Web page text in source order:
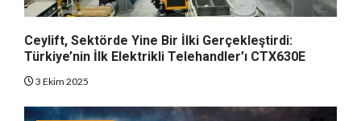
Ceylift, Sektörde Yine Bir İlki Gerçekleştirdi:
Türkiye’nin İlk Elektrikli Telehandler’ı CTX630E
3 Ekim 2025